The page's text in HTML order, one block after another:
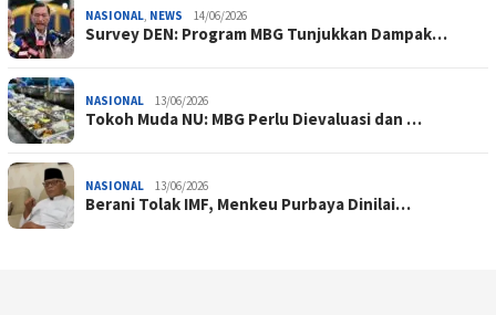
NASIONAL NEWS 14/06/2026
Survey DEN: Program MBG Tunjukkan Dampak…
NASIONAL 13/06/2026
Tokoh Muda NU: MBG Perlu Dievaluasi dan …
NASIONAL 13/06/2026
Berani Tolak IMF, Menkeu Purbaya Dinilai…